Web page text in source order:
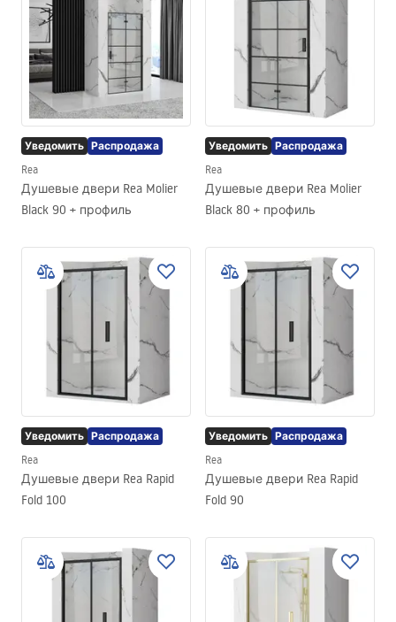
Уведомить Распродажа
Rea
Душевые двери Rea Molier
Black 90 + профиль
Уведомить Распродажа
Rea
Душевые двери Rea Molier
Black 80 + профиль
Уведомить Распродажа
Rea
Душевые двери Rea Rapid
Fold 100
Уведомить Распродажа
Rea
Душевые двери Rea Rapid
Fold 90